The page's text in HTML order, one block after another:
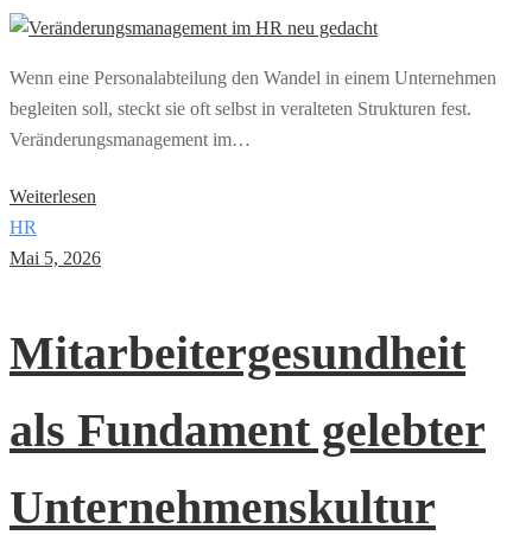
Wenn eine Personalabteilung den Wandel in einem Unternehmen
begleiten soll, steckt sie oft selbst in veralteten Strukturen fest.
Veränderungsmanagement im…
Weiterlesen
HR
Mai 5, 2026
Mitarbeitergesundheit
als Fundament gelebter
Unternehmenskultur